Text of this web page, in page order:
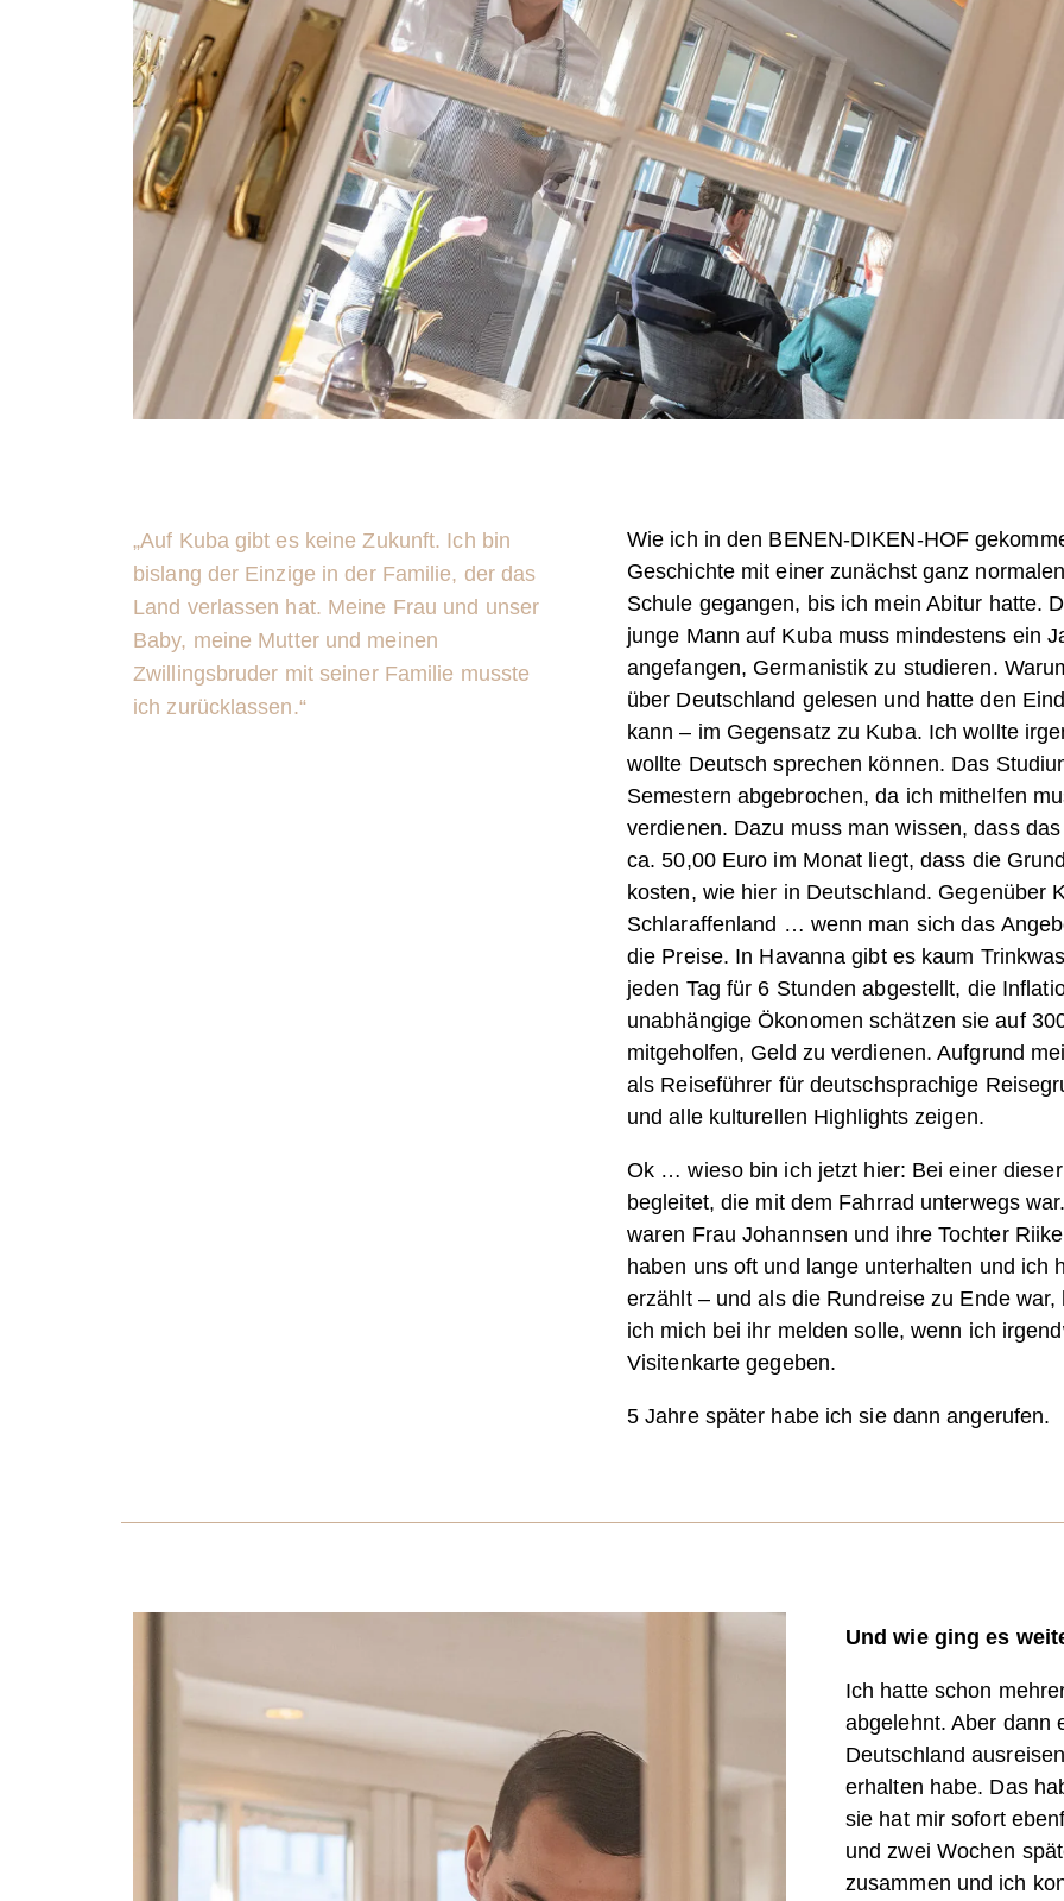
„Auf Kuba gibt es keine Zukunft. Ich bin
bislang der Einzige in der Familie, der das
Land verlassen hat. Meine Frau und unser
Baby, meine Mutter und meinen
Zwillingsbruder mit seiner Familie musste
ich zurücklassen.“
Wie ich in den BENEN-DIKEN-HOF
Geschichte mit einer zunächst ganz
Schule gegangen, bis ich mein Abitur hatte.
junge Mann auf Kuba muss mindestens ein
angefangen, Germanistik zu studieren.
über Deutschland gelesen und hatte den
kann – im Gegensatz zu Kuba. Ich wollte
wollte Deutsch sprechen können. Das
Semestern abgebrochen, da ich mithelfen
verdienen. Dazu muss man wissen, dass
ca. 50,00 Euro im Monat liegt, dass die
kosten, wie hier in Deutschland. Gegenüber
Schlaraffenland … wenn man sich das
die Preise. In Havanna gibt es kaum
jeden Tag für 6 Stunden abgestellt, die
unabhängige Ökonomen schätzen sie auf
mitgeholfen, Geld zu verdienen. Aufgrund
als Reiseführer für deutschsprachige
und alle kulturellen Highlights zeigen.
Ok … wieso bin ich jetzt hier: Bei einer
begleitet, die mit dem Fahrrad unterwegs
waren Frau Johannsen und ihre Tochter
haben uns oft und lange unterhalten und ich
erzählt – und als die Rundreise zu Ende
ich mich bei ihr melden solle, wenn ich
Visitenkarte gegeben.
5 Jahre später habe ich sie dann angerufen.
Und wie ging es
Ich hatte schon
abgelehnt. Aber dann
Deutschland
erhalten habe. Das
sie hat mir sofort
und zwei Wochen
zusammen und ich